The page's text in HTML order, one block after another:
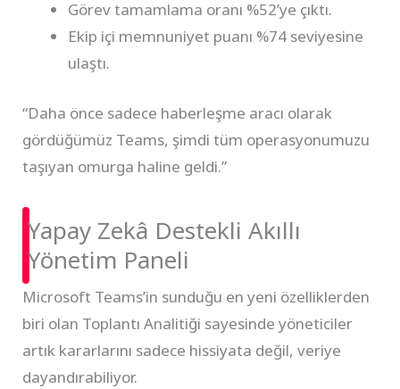
Görev tamamlama oranı %52’ye çıktı.
Ekip içi memnuniyet puanı %74 seviyesine
ulaştı.
“Daha önce sadece haberleşme aracı olarak
gördüğümüz Teams, şimdi tüm operasyonumuzu
taşıyan omurga haline geldi.”
Yapay Zekâ Destekli Akıllı
Yönetim Paneli
Microsoft Teams’in sunduğu en yeni özelliklerden
biri olan Toplantı Analitiği sayesinde yöneticiler
artık kararlarını sadece hissiyata değil, veriye
dayandırabiliyor.